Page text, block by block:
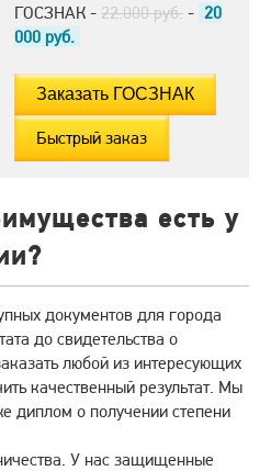
ГОСЗНАК - 22.000 руб. - 20
000 руб.
Быстрый заказ
есть у
документов для города
до свидетельства о
любой из интересующих
качественный результат. Мы
диплом о получении степени
У нас защищенные